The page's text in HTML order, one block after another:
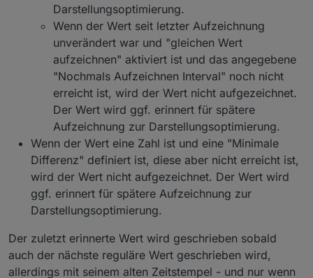
Darstellungsoptimierung.
Wenn der Wert seit letzter Aufzeichnung
unverändert war und "gleichen Wert
aufzeichnen" aktiviert ist und das angegebene
"Nochmals Aufzeichnen Interval" noch nicht
erreicht ist, wird der Wert nicht aufgezeichnet.
Der Wert wird ggf. erinnert für spätere
Aufzeichnung zur Darstellungsoptimierung.
Wenn der Wert eine Zahl ist und eine "Minimale
Differenz" definiert ist, diese aber nicht erreicht ist,
wird der Wert nicht aufgezeichnet. Der Wert wird
ggf. erinnert für spätere Aufzeichnung zur
Darstellungsoptimierung.
Der zuletzt erinnerte Wert wird geschrieben sobald
auch der nächste reguläre Wert geschrieben wird,
allerdings mit seinem alten Zeitstempel - und nur wenn